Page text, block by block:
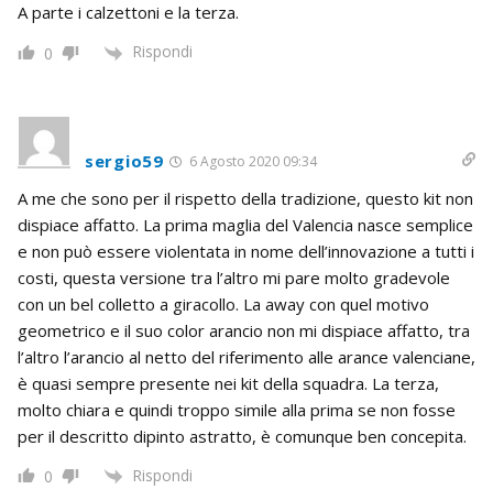
A parte i calzettoni e la terza.
0 Rispondi
sergio59 6 Agosto 2020 09:34
A me che sono per il rispetto della tradizione, questo kit non
dispiace affatto. La prima maglia del Valencia nasce semplice
e non può essere violentata in nome dell’innovazione a tutti i
costi, questa versione tra l’altro mi pare molto gradevole
con un bel colletto a giracollo. La away con quel motivo
geometrico e il suo color arancio non mi dispiace affatto, tra
l’altro l’arancio al netto del riferimento alle arance valenciane,
è quasi sempre presente nei kit della squadra. La terza,
molto chiara e quindi troppo simile alla prima se non fosse
per il descritto dipinto astratto, è comunque ben concepita.
0 Rispondi